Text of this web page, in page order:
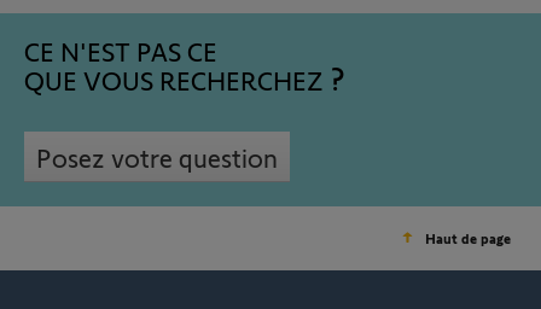
CE N'EST PAS CE
QUE VOUS RECHERCHEZ
Posez votre question
Haut de page